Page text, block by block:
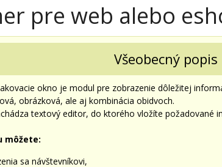
pre web alebo
okno je modul pre zobrazenie dôležitej
obrázková, ale aj kombinácia obidvoch.
textový editor, do ktorého vložíte požadované
môžete:
sa návštevníkovi,